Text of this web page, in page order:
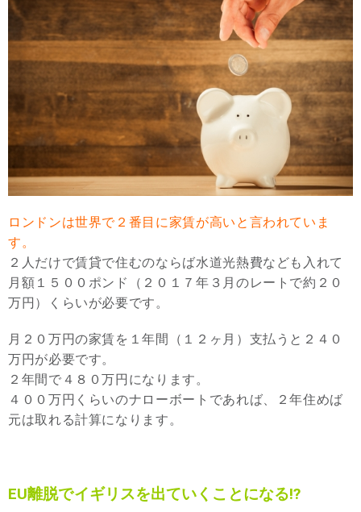
ロンドンは世界で２番目に家賃が高いと言われていま
す。
２人だけで賃貸で住むのならば水道光熱費なども入れて
月額１５００ポンド（２０１７年３月のレートで約２０
万円）くらいが必要です。
月２０万円の家賃を１年間（１２ヶ月）支払うと２４０
万円が必要です。
２年間で４８０万円になります。
４００万円くらいのナローボートであれば、２年住めば
元は取れる計算になります。
EU離脱でイギリスを出ていくことになる⁉︎